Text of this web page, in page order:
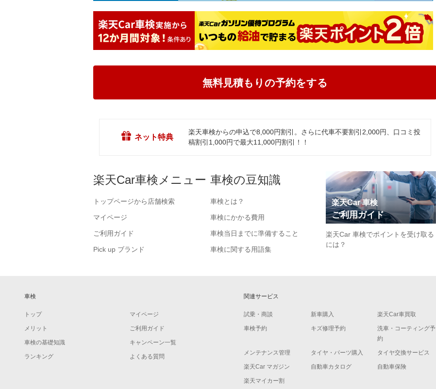
無料見積もりの予約をする
ネット特典
楽天車検からの申込で8,000円割引。さらに代車不要割引2,000円、口コミ投
稿割引1,000円で最大11,000円割引！！
楽天Car車検メニュー
トップページから店舗検索
マイページ
ご利用ガイド
Pick up ブランド
車検の豆知識
車検とは？
車検にかかる費用
車検当日までに準備すること
車検に関する用語集
楽天Car 車検
ご利用ガイド
楽天Car 車検でポイントを受け取る
には？
車検
トップ マイページ
メリット ご利用ガイド
車検の基礎知識 キャンペーン一覧
ランキング よくある質問
関連サービス
試乗・商談 新車購入 楽天Car車買取
車検予約 キズ修理予約
洗車・コーティング予
約
メンテナンス管理 タイヤ・パーツ購入 タイヤ交換サービス
楽天Car マガジン 自動車カタログ 自動車保険
楽天マイカー割